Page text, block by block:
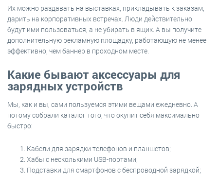
Их можно раздавать на выставках, прикладывать к заказам,
дарить на корпоративных встречах. Люди действительно
будут ими пользоваться, а не убирать в ящик. А вы получите
дополнительную рекламную площадку, работающую не менее
эффективно, чем баннер в проходном месте.
Какие бывают аксессуары для
зарядных устройств
Мы, как и вы, сами пользуемся этими вещами ежедневно. А
потому собрали каталог того, что окупит себя максимально
быстро:
Кабели для зарядки телефонов и планшетов;
Хабы с несколькими USB-портами;
Подставки для смартфонов с беспроводной зарядкой;